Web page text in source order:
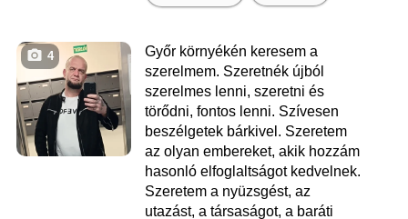
4
Győr környékén keresem a
szerelmem. Szeretnék újból
szerelmes lenni, szeretni és
törődni, fontos lenni. Szívesen
beszélgetek bárkivel. Szeretem
az olyan embereket, akik hozzám
hasonló elfoglaltságot kedvelnek.
Szeretem a nyüzsgést, az
utazást, a társaságot, a baráti